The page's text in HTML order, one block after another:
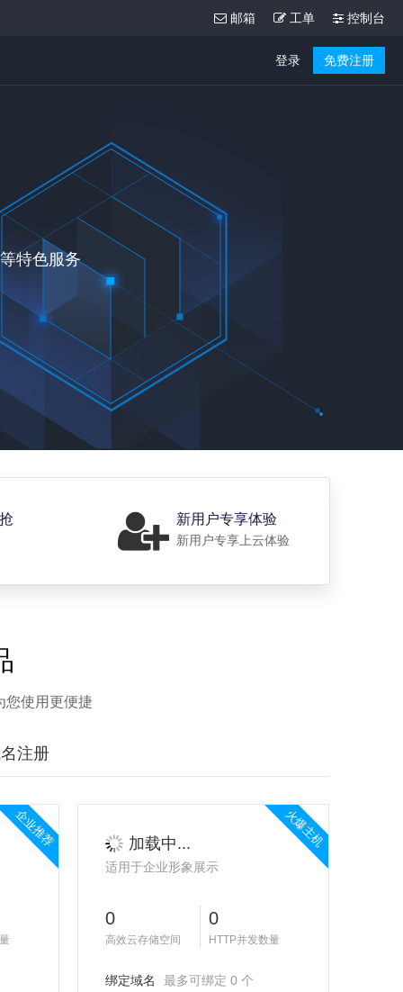
特色服务
登录 免费注册
邮箱 工单 控制台
新用户专享体验
新用户专享上云体验
您使用更便捷
注册
企业推荐 火爆主机
加载中...
适用于企业形象展示
0
高效云存储空间
0
HTTP并发数量
绑定域名
最多可绑定 0 个